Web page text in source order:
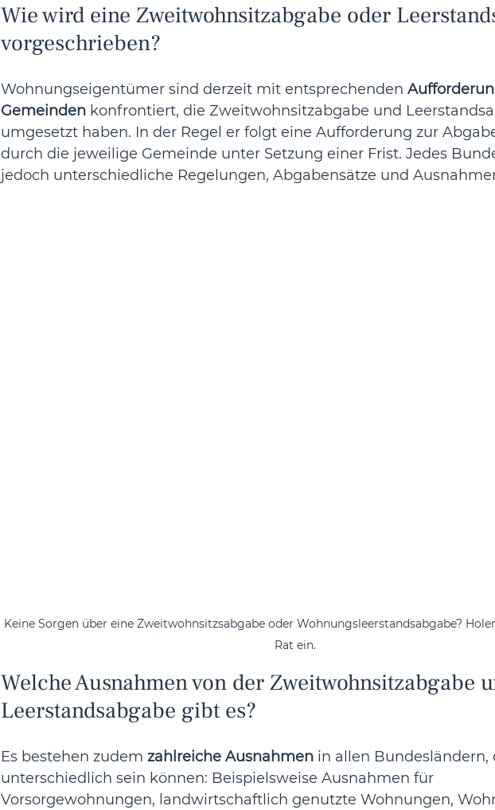
Wie wird eine Zweitwohnsitzabgabe oder
vorgeschrieben?
Wohnungseigentümer sind derzeit mit entsprechenden
Gemeinden konfrontiert, die Zweitwohnsitzabgabe und
umgesetzt haben. In der Regel er folgt eine Aufforderung zur
durch die jeweilige Gemeinde unter Setzung einer Frist. Jedes
jedoch unterschiedliche Regelungen, Abgabensätze und
Keine Sorgen über eine Zweitwohnsitzsabgabe oder Wohnungsleerstandsabgabe?
Rat ein.
Welche Ausnahmen von der Zweitwohnsitzabgabe
Leerstandsabgabe gibt es?
Es bestehen zudem zahlreiche Ausnahmen in allen Bundesländern,
unterschiedlich sein können: Beispielsweise Ausnahmen für
Vorsorgewohnungen, landwirtschaftlich genutzte Wohnungen,